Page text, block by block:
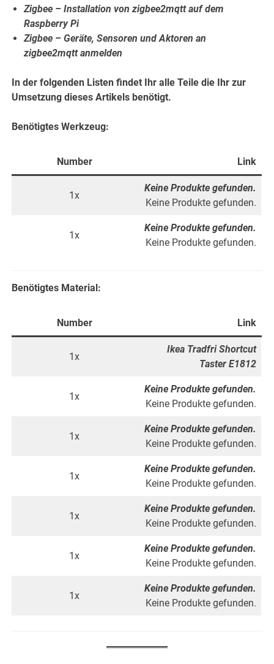
Zigbee – Installation von zigbee2mqtt auf dem
Raspberry Pi
Zigbee – Geräte, Sensoren und Aktoren an
zigbee2mqtt anmelden
In der folgenden Listen findet Ihr alle Teile die Ihr zur
Umsetzung dieses Artikels benötigt.
Benötigtes Werkzeug:
Number Link
1x
Keine Produkte gefunden.
Keine Produkte gefunden.
1x
Keine Produkte gefunden.
Keine Produkte gefunden.
Benötigtes Material:
Number Link
1x
Ikea Tradfri Shortcut
Taster E1812
1x
Keine Produkte gefunden.
Keine Produkte gefunden.
1x
Keine Produkte gefunden.
Keine Produkte gefunden.
1x
Keine Produkte gefunden.
Keine Produkte gefunden.
1x
Keine Produkte gefunden.
Keine Produkte gefunden.
1x
Keine Produkte gefunden.
Keine Produkte gefunden.
1x
Keine Produkte gefunden.
Keine Produkte gefunden.